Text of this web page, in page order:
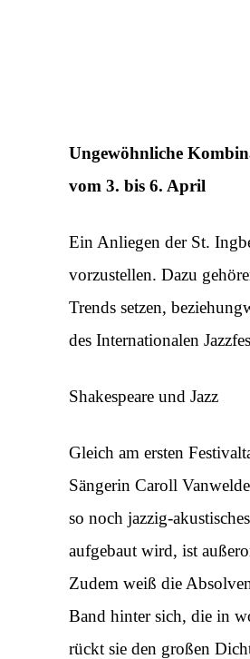
Ungewöhnliche
vom 3. bis 6. April
Ein Anliegen der St.
vorzustellen. Dazu
Trends setzen,
des Internationalen
Shakespeare und Jazz
Gleich am ersten
Sängerin Caroll
so noch jazzig-
aufgebaut wird, ist
Zudem weiß die
Band hinter sich, die in
rückt sie den großen